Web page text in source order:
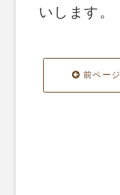
いします。
前ページ